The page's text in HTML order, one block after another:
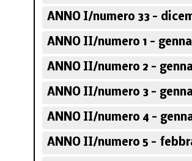
ANNO I/numero 33 -
ANNO II/numero 1 -
ANNO II/numero 2 -
ANNO II/numero 3 -
ANNO II/numero 4 -
ANNO II/numero 5 -